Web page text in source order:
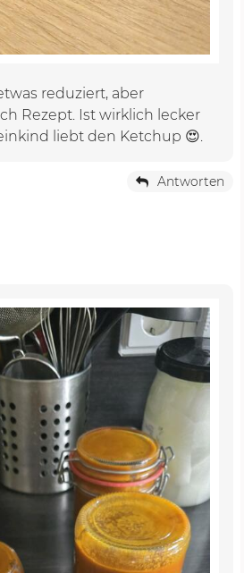
reduziert, aber
Rezept. Ist wirklich lecker
liebt den Ketchup 😍.
Antworten